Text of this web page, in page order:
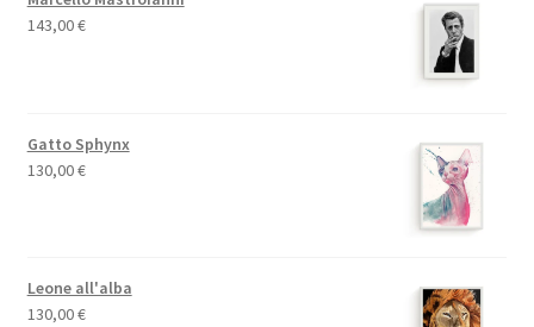
143,00€
Gatto Sphynx
130,00€
Leone all'alba
130,00€